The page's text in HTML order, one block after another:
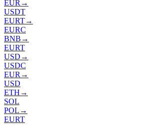
EUR →
USDT
EURT→
EURC
BNB →
EURT
USD →
USDC
EUR →
USD
ETH →
SOL
POL →
EURT